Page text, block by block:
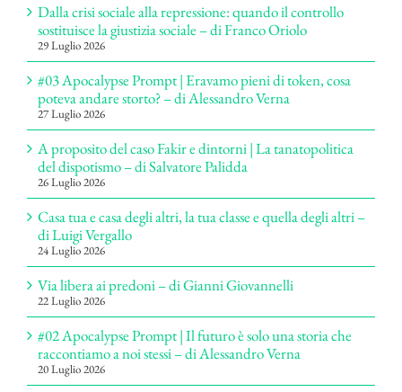
Dalla crisi sociale alla repressione: quando il controllo
sostituisce la giustizia sociale – di Franco Oriolo
29 Luglio 2026
#03 Apocalypse Prompt | Eravamo pieni di token, cosa
poteva andare storto? – di Alessandro Verna
27 Luglio 2026
A proposito del caso Fakir e dintorni | La tanatopolitica
del dispotismo – di Salvatore Palidda
26 Luglio 2026
Casa tua e casa degli altri, la tua classe e quella degli altri –
di Luigi Vergallo
24 Luglio 2026
Via libera ai predoni – di Gianni Giovannelli
22 Luglio 2026
#02 Apocalypse Prompt | Il futuro è solo una storia che
raccontiamo a noi stessi – di Alessandro Verna
20 Luglio 2026